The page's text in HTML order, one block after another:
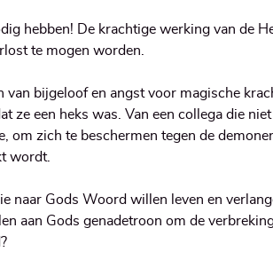
hebben! De krachtige werking van de
te mogen worden.
bijgeloof en angst voor magische
ze een heks was. Van een collega die
om zich te beschermen tegen de
wordt.
naar Gods Woord willen leven en
aan Gods genadetroon om de